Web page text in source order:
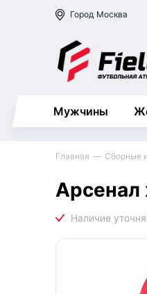
Город Москва
Мужчины
Главная Сборные
Арсенал